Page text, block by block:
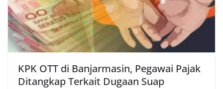
KPK OTT di Banjarmasin, Pegawai Pajak
Ditangkap Terkait Dugaan Suap